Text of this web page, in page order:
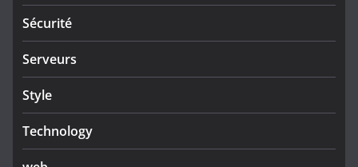
Sécurité
Serveurs
Style
Technology